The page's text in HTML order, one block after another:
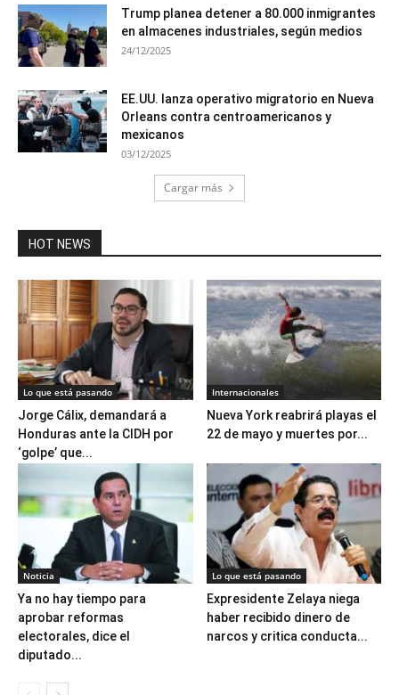
Trump planea detener a 80.000 inmigrantes
en almacenes industriales, según medios
24/12/2025
EE.UU. lanza operativo migratorio en Nueva
Orleans contra centroamericanos y
mexicanos
03/12/2025
Cargar más
HOT NEWS
Lo que está pasando
Jorge Cálix, demandará a
Honduras ante la CIDH por
‘golpe’ que...
Internacionales
Nueva York reabrirá playas el
22 de mayo y muertes por...
Noticia
Ya no hay tiempo para
aprobar reformas
electorales, dice el
diputado...
Lo que está pasando
Expresidente Zelaya niega
haber recibido dinero de
narcos y critica conducta...